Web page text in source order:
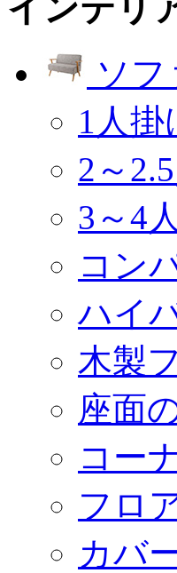
インテリ
ソフ
1人掛
2～
3～4
コン
ハイ
木製
座面
コー
フロ
カバ